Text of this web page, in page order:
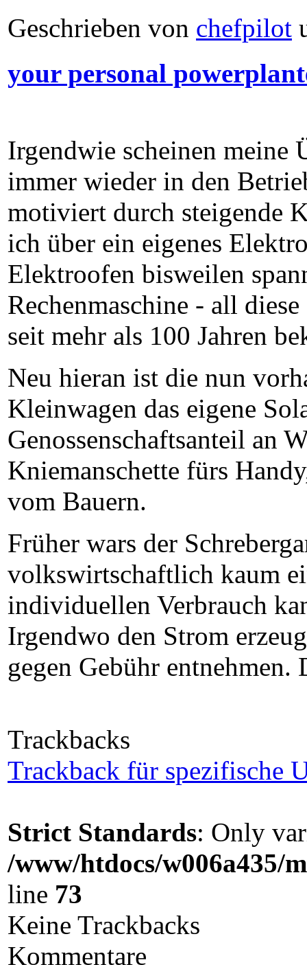
Geschrieben von chefpilot
your personal
Irgendwie scheinen meine
immer wieder in den
motiviert durch steigende
ich über ein eigenes
Elektroofen bisweilen
Rechenmaschine - all
seit mehr als 100 Jahren
Neu hieran ist die nun
Kleinwagen das eigene
Genossenschaftsanteil an
Kniemanschette fürs
vom Bauern.
Früher wars der
volkswirtschaftlich kaum
individuellen Verbrauch
Irgendwo den Strom
gegen Gebühr
Trackbacks
Trackback für spezifische
Strict Standards: Only
/www/htdocs/w006a435/
line 73
Keine Trackbacks
Kommentare